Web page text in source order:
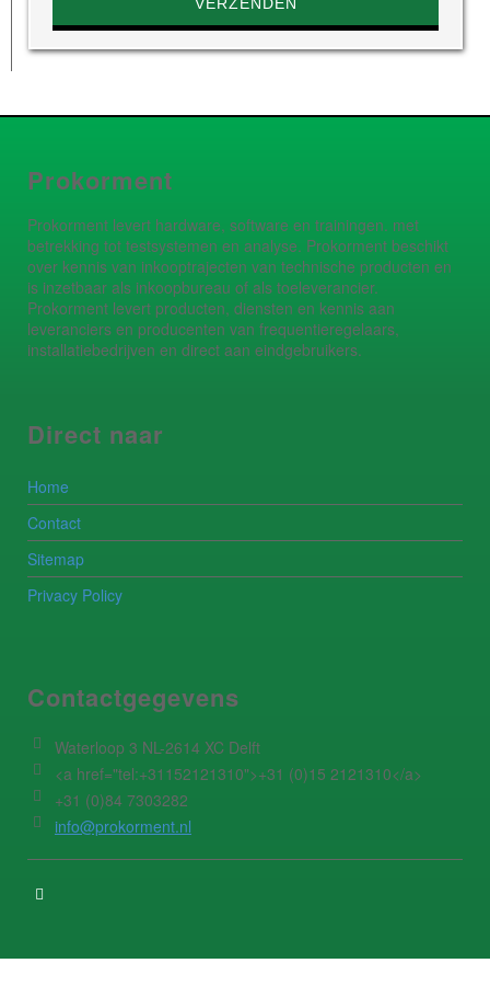
Prokorment
Prokorment levert hardware, software en trainingen. met
betrekking tot testsystemen en analyse. Prokorment beschikt
over kennis van inkooptrajecten van technische producten en
is inzetbaar als inkoopbureau of als toeleverancier.
Prokorment levert producten, diensten en kennis aan
leveranciers en producenten van frequentieregelaars,
installatiebedrijven en direct aan eindgebruikers.
Direct naar
Home
Contact
Sitemap
Privacy Policy
Contactgegevens
Waterloop 3 NL-2614 XC Delft
<a href="tel:+31152121310">+31 (0)15 2121310</a>
+31 (0)84 7303282
info@prokorment.nl